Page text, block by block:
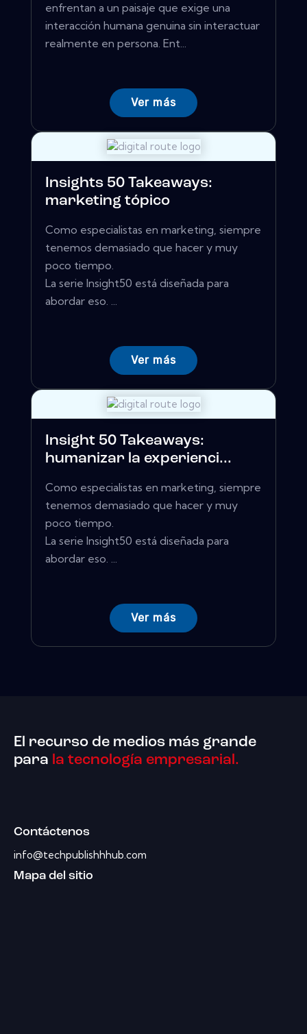
enfrentan a un paisaje que exige una
interacción humana genuina sin interactuar
realmente en persona. Ent...
Ver más
Insights 50 Takeaways:
marketing tópico
Como especialistas en marketing, siempre
tenemos demasiado que hacer y muy
poco tiempo.
La serie Insight50 está diseñada para
abordar eso. ...
Ver más
Insight 50 Takeaways:
humanizar la experienci...
Como especialistas en marketing, siempre
tenemos demasiado que hacer y muy
poco tiempo.
La serie Insight50 está diseñada para
abordar eso. ...
Ver más
El recurso de medios más grande
para la tecnología empresarial.
Contáctenos
info@techpublishhhub.com
Mapa del sitio